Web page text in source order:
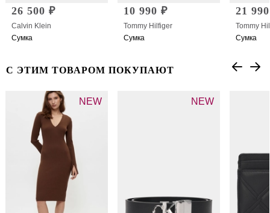
26 500 ₽
Calvin Klein
Сумка
10 990 ₽
Tommy Hilfiger
Сумка
21
Tommy
Сумка
С ЭТИМ ТОВАРОМ ПОКУПАЮТ
NEW NEW